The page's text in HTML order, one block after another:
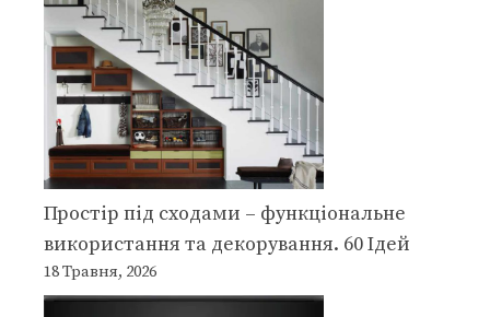
Простір під сходами – функціональне
використання та декорування. 60 Ідей
18 Травня, 2026